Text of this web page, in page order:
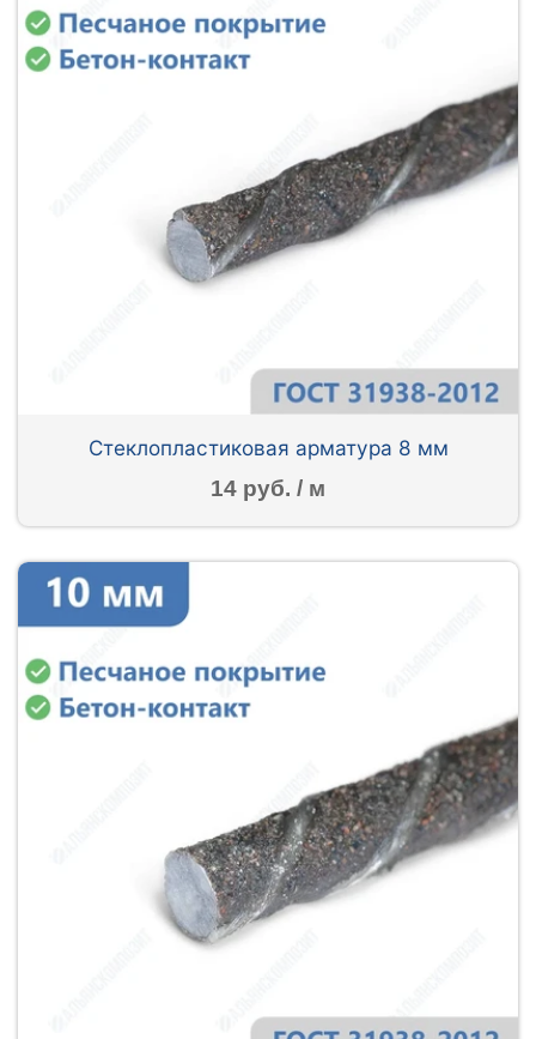
Стеклопластиковая арматура 8 мм
14 руб. / м